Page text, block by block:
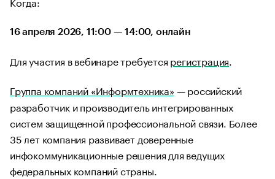
16 апреля 2026, 11:00 — 14:00, онлайн
Для участия в вебинаре требуется регистрация.
Группа компаний «Информтехника» — российский
разработчик и производитель интегрированных
систем защищенной профессиональной связи. Более
35 лет компания развивает доверенные
инфокоммуникационные решения для ведущих
федеральных компаний страны.